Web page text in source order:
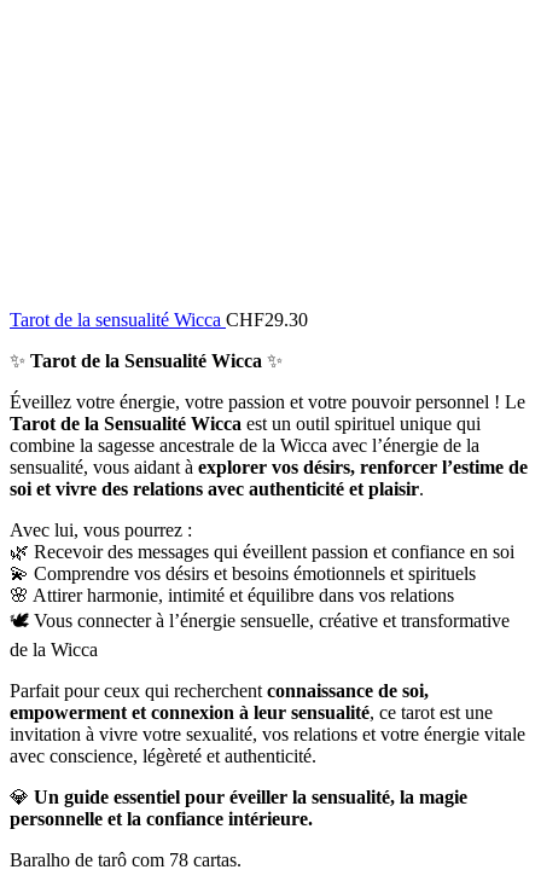
Tarot de la sensualité Wicca CHF29.30
✨ Tarot de la Sensualité Wicca ✨
Éveillez votre énergie, votre passion et votre pouvoir personnel ! Le
Tarot de la Sensualité Wicca est un outil spirituel unique qui
combine la sagesse ancestrale de la Wicca avec l’énergie de la
sensualité, vous aidant à explorer vos désirs, renforcer l’estime de
soi et vivre des relations avec authenticité et plaisir.
Avec lui, vous pourrez :
🌿 Recevoir des messages qui éveillent passion et confiance en soi
💫 Comprendre vos désirs et besoins émotionnels et spirituels
🌸 Attirer harmonie, intimité et équilibre dans vos relations
🕊️ Vous connecter à l’énergie sensuelle, créative et transformative
de la Wicca
Parfait pour ceux qui recherchent connaissance de soi,
empowerment et connexion à leur sensualité, ce tarot est une
invitation à vivre votre sexualité, vos relations et votre énergie vitale
avec conscience, légèreté et authenticité.
💎 Un guide essentiel pour éveiller la sensualité, la magie
personnelle et la confiance intérieure.
Baralho de tarô com 78 cartas.